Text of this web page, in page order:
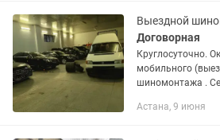
Договорная
Круглосуточно.
мобильного
шиномонтажа .
колес
Астана, 9 июня